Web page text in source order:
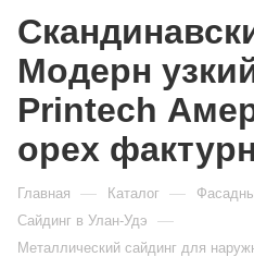
Модерн
Printech
орех
Главная — Каталог —
Сайдинг в Улан-Удэ —
Металлический сайдинг для